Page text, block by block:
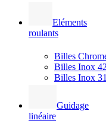
Eléments
roulants
Billes
Billes Inox
Billes Inox
Guidage
linéaire